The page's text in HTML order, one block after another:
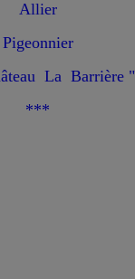
Allier
Pigeonnier
La Barrière "
***